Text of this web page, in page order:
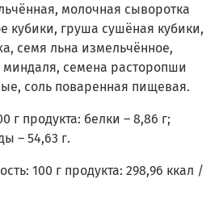
молочная сыворотка
кубики, груша сушёная кубики,
семя льна измельчённое,
семена расторопши
соль поваренная пищевая.
г продукта: белки – 8,86 г;
– 54,63 г.
100 г продукта: 298,96 ккал /